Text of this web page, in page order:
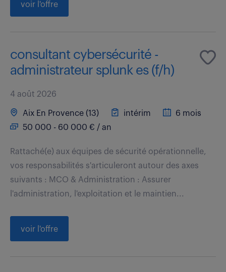
voir l'offre
consultant cybersécurité -
administrateur splunk es (f/h)
4 août 2026
Aix En Provence (13) intérim
6 mois
50 000 - 60 000 € / an
Rattaché(e) aux équipes de sécurité opérationnelle,
vos responsabilités s'articuleront autour des axes
suivants : MCO & Administration : Assurer
l'administration, l'exploitation et le maintien...
voir l'offre